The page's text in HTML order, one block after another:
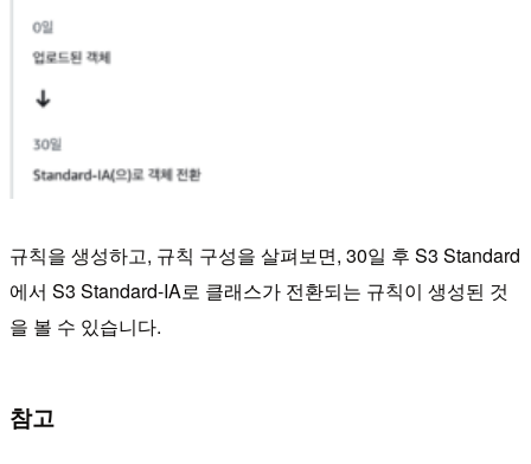
규칙을 생성하고, 규칙 구성을 살펴보면, 30일 후 S3 Standard
에서 S3 Standard-IA로 클래스가 전환되는 규칙이 생성된 것
을 볼 수 있습니다.
참고